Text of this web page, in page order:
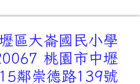
區大崙國民小學
桃園市中壢
鄰崇德路139號